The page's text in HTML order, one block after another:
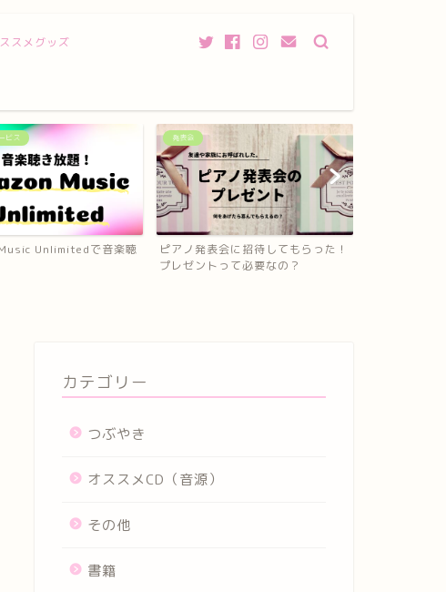
スメグッズ
ビス
Unlimitedで音楽聴
発表会
ピアノ発表会に招待してもらった！
プレゼントって必要なの？
カテゴリー
つぶやき
オススメCD（音源）
その他
書籍